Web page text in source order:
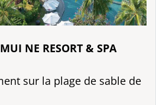
NE RESORT & SPA
sur la plage de sable de